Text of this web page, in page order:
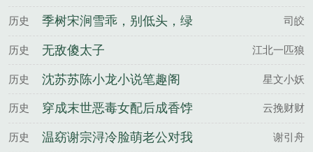
花
历史
季树宋涧雪乖，别低头，绿
帽会掉百度云
司皎
历史 无敌傻太子 江北一匹狼
历史 沈苏苏陈小龙小说笔趣阁 星文小妖
历史
穿成末世恶毒女配后成香饽
饽了姜云檀沈鹤归全文完整
云挽财财
历史
温窈谢宗浔冷脸萌老公对我
谢引舟